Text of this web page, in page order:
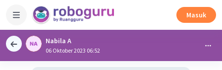
Masuk
Nabila A
06 Oktober 2023 06:52